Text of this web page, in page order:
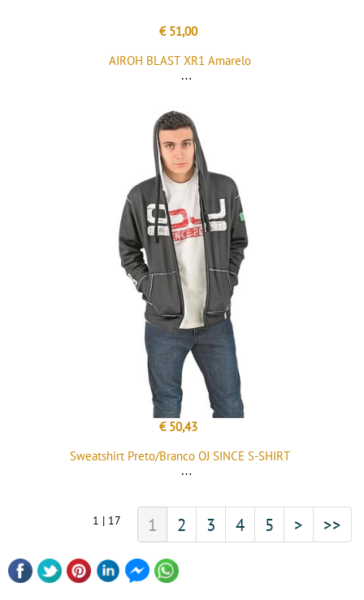
€ 51,00
AIROH BLAST XR1 Amarelo
€ 50,43
Sweatshirt Preto/Branco OJ SINCE S-SHIRT
1 | 17 1 2 3 4 5 > >>